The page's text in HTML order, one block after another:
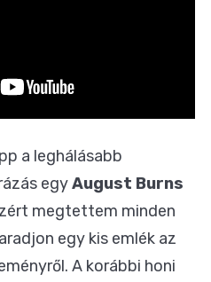
a leghálásabb
egyAugust Burns
megtettem minden
egy kis emlék az
A korábbi honi